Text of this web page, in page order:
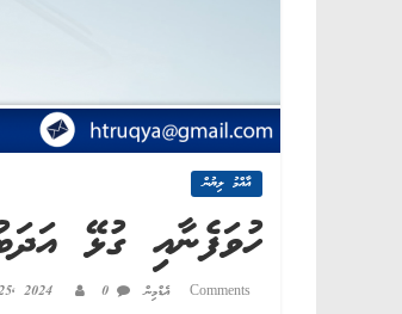
އާއްމު ލިޔުން
ހުވަފެނާއި ގުޅޭ
2024 އެޑްމިން 0 Comments